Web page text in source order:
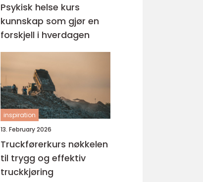
Psykisk helse kurs
kunnskap som gjør en
forskjell i hverdagen
inspiration
13. February 2026
Truckførerkurs nøkkelen
til trygg og effektiv
truckkjøring